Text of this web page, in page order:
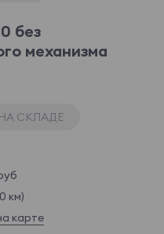
без
механизма
СКЛАДЕ
км)
карте